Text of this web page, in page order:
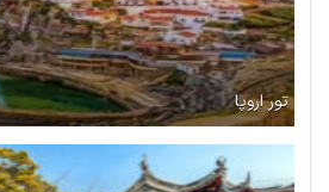
تور اروپا